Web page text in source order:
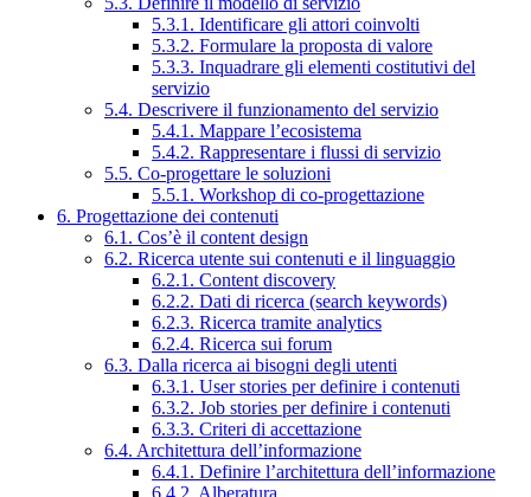
5.3.1. Identificare gli attori coinvolti
5.3.2. Formulare la proposta di valore
5.3.3. Inquadrare gli elementi costitutivi del
servizio
5.4. Descrivere il funzionamento del servizio
5.4.1. Mappare l’ecosistema
5.4.2. Rappresentare i flussi di servizio
5.5. Co-progettare le soluzioni
5.5.1. Workshop di co-progettazione
6. Progettazione dei contenuti
6.1. Cos’è il content design
6.2. Ricerca utente sui contenuti e il linguaggio
6.2.1. Content discovery
6.2.2. Dati di ricerca (search keywords)
6.2.3. Ricerca tramite analytics
6.2.4. Ricerca sui forum
6.3. Dalla ricerca ai bisogni degli utenti
6.3.1. User stories per definire i contenuti
6.3.2. Job stories per definire i contenuti
6.3.3. Criteri di accettazione
6.4. Architettura dell’informazione
6.4.1. Definire l’architettura dell’informazione
6.4.2. Alberatura